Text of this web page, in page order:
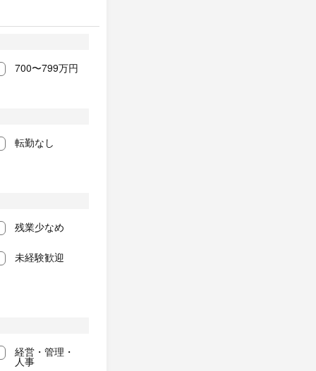
700〜799万円
転勤なし
残業少なめ
未経験歓迎
経営・管理・
人事